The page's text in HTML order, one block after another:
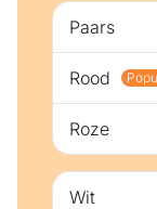
Paars
Rood
Roze
Wit